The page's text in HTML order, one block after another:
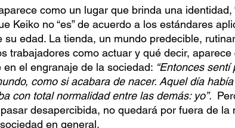
como un lugar que brinda una identidad,
Keiko no “es” de acuerdo a los estándares
su edad. La tienda, un mundo predecible,
trabajadores como actuar y qué decir, aparece
el engranaje de la sociedad: “Entonces
como si acabara de nacer. Aquel día
con total normalidad entre las demás: yo”.
desapercibida, no quedará por fuera de la
en general.